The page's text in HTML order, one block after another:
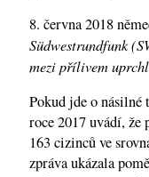
8. června 2018
Südwestrundfunk
mezi přílivem
Pokud jde o násilné
roce 2017 uvádí,
163 cizinců ve
zpráva ukázala